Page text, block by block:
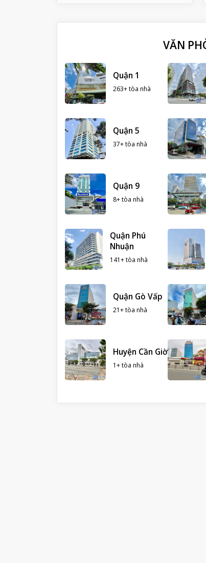
VĂN
Quận 1
263+ tòa nhà
Quận 5
37+ tòa nhà
Quận 9
8+ tòa nhà
Quận Phú
Nhuận
141+ tòa nhà
Quận Gò Vấp
21+ tòa nhà
Huyện Cần Giờ
1+ tòa nhà